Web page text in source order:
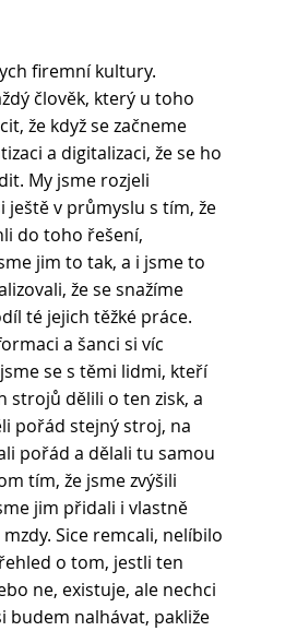
firemní kultury.
člověk, který u toho
že když se začneme
a digitalizaci, že se ho
My jsme rozjeli
ještě v průmyslu s tím, že
do toho řešení,
jim to tak, a i jsme to
že se snažíme
té jejich těžké práce.
a šanci si víc
se s těmi lidmi, kteří
strojů dělili o ten zisk, a
pořád stejný stroj, na
pořád a dělali tu samou
tím, že jsme zvýšili
jim přidali i vlastně
Sice remcali, nelíbilo
o tom, jestli ten
ne, existuje, ale nechci
budem nalhávat, pakliže